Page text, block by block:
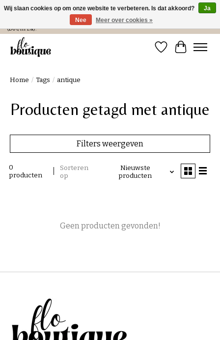
Verzending in NL € 4,99 en gratis bij een bestelling > € 100 of afhalen in de winkel
(Do t/m Za).
Verlanglijst
Home / Tags / antique
Producten getagd met antique
Filters weergeven
0
producten
Sorteren
op
Nieuwste
producten
Geen producten gevonden!
Wij slaan cookies op om onze website te verbeteren. Is dat akkoord?
Ja
Nee
Meer over cookies »